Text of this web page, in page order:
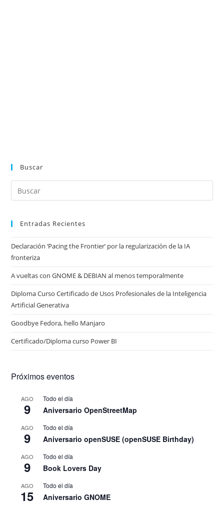
Buscar
Entradas Recientes
Declaración ‘Pacing the Frontier’ por la regularización de la IA
fronteriza
A vueltas con GNOME & DEBIAN al menos temporalmente
Diploma Curso Certificado de Usos Profesionales de la Inteligencia
Artificial Generativa
Goodbye Fedora, hello Manjaro
Certificado/Diploma curso Power BI
Próximos eventos
AGO
9
Todo el día
Aniversario OpenStreetMap
AGO
9
Todo el día
Aniversario openSUSE (openSUSE Birthday)
AGO
9
Todo el día
Book Lovers Day
AGO
15
Todo el día
Aniversario GNOME